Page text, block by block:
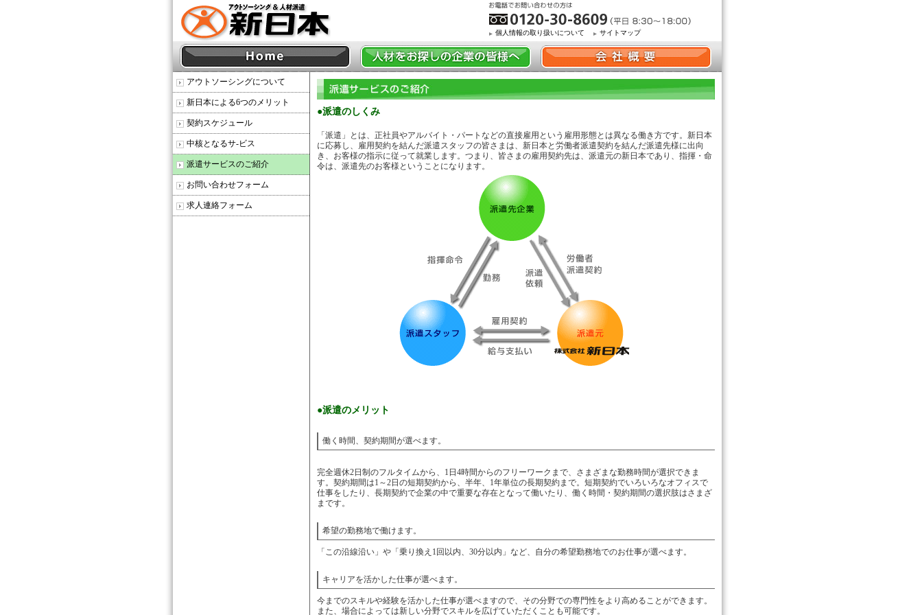
個人情報の取り扱いについて サイトマップ
アウトソーシングについて
新日本による6つのメリット
契約スケジュール
中核となるサ-ビス
派遣サービスのご紹介
お問い合わせフォーム
求人連絡フォーム
●派遣のしくみ
「派遣」とは、正社員やアルバイト・パートなどの直接雇用という雇用形態とは異なる働き方です。新日本
に応募し、雇用契約を結んだ派遣スタッフの皆さまは、新日本と労働者派遣契約を結んだ派遣先様に出向
き、お客様の指示に従って就業します。つまり、皆さまの雇用契約先は、派遣元の新日本であり、指揮・命
令は、派遣先のお客様ということになります。
●派遣のメリット
働く時間、契約期間が選べます。
完全週休2日制のフルタイムから、1日4時間からのフリーワークまで、さまざまな勤務時間が選択できま
す。契約期間は1～2日の短期契約から、半年、1年単位の長期契約まで。短期契約でいろいろなオフィスで
仕事をしたり、長期契約で企業の中で重要な存在となって働いたり、働く時間・契約期間の選択肢はさまざ
まです。
希望の勤務地で働けます。
「この沿線沿い」や「乗り換え1回以内、30分以内」など、自分の希望勤務地でのお仕事が選べます。
キャリアを活かした仕事が選べます。
今までのスキルや経験を活かした仕事が選べますので、その分野での専門性をより高めることができます。
また、場合によっては新しい分野でスキルを広げていただくことも可能です。